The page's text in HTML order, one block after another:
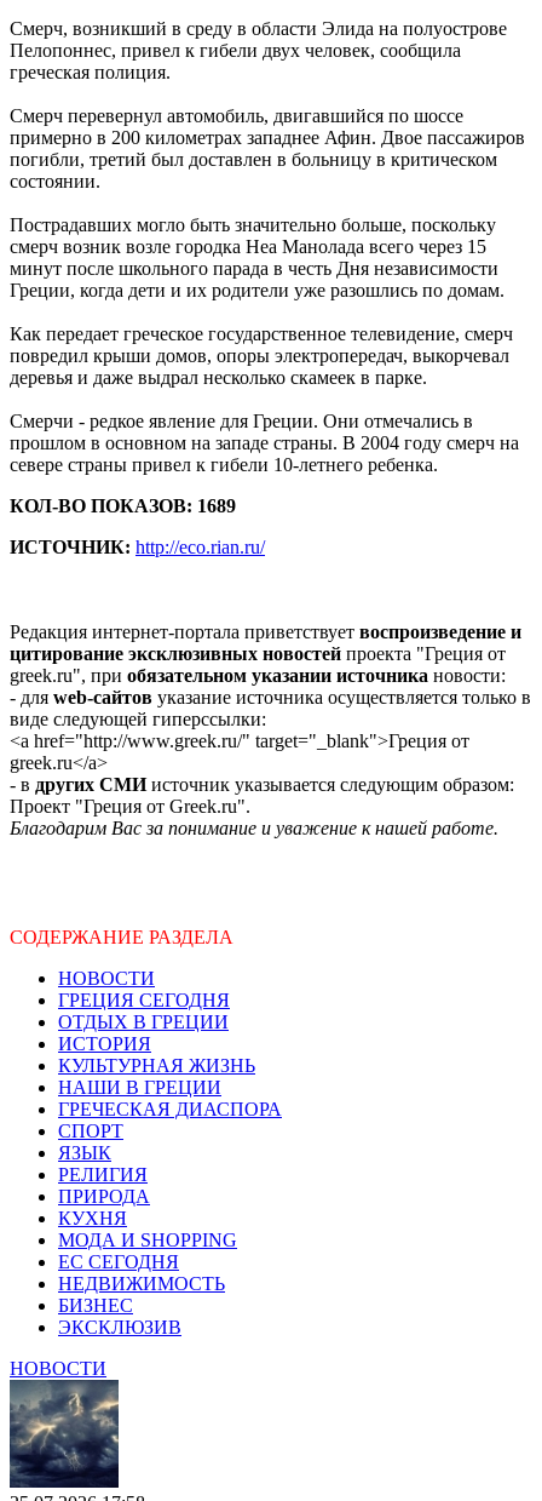
Смерч, возникший в среду в области Элида на полуострове
Пелопоннес, привел к гибели двух человек, сообщила
греческая полиция.
Смерч перевернул автомобиль, двигавшийся по шоссе
примерно в 200 километрах западнее Афин. Двое пассажиров
погибли, третий был доставлен в больницу в критическом
состоянии.
Пострадавших могло быть значительно больше, поскольку
смерч возник возле городка Неа Манолада всего через 15
минут после школьного парада в честь Дня независимости
Греции, когда дети и их родители уже разошлись по домам.
Как передает греческое государственное телевидение, смерч
повредил крыши домов, опоры электропередач, выкорчевал
деревья и даже выдрал несколько скамеек в парке.
Смерчи - редкое явление для Греции. Они отмечались в
прошлом в основном на западе страны. В 2004 году смерч на
севере страны привел к гибели 10-летнего ребенка.
КОЛ-ВО ПОКАЗОВ: 1689
ИСТОЧНИК: http://eco.rian.ru/
Редакция интернет-портала приветствует воспроизведение и
цитирование эксклюзивных новостей проекта "Греция от
greek.ru", при обязательном указании источника новости:
- для web-сайтов указание источника осуществляется только в
виде следующей гиперссылки:
<a href="http://www.greek.ru/" target="_blank">Греция от
greek.ru</a>
- в других СМИисточник указывается следующим образом:
Проект "Греция от Greek.ru".
Благодарим Вас за понимание и уважение к нашей работе.
СОДЕРЖАНИЕ РАЗДЕЛА
НОВОСТИ
ГРЕЦИЯ СЕГОДНЯ
ОТДЫХ В ГРЕЦИИ
ИСТОРИЯ
КУЛЬТУРНАЯ ЖИЗНЬ
НАШИ В ГРЕЦИИ
ГРЕЧЕСКАЯ ДИАСПОРА
СПОРТ
ЯЗЫК
РЕЛИГИЯ
ПРИРОДА
КУХНЯ
МОДА И SHOPPING
ЕС СЕГОДНЯ
НЕДВИЖИМОСТЬ
БИЗНЕС
ЭКСКЛЮЗИВ
НОВОСТИ